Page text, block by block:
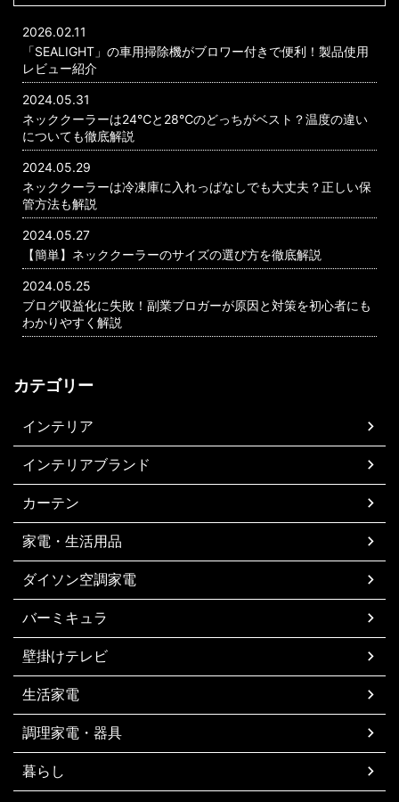
2026.02.11
「SEALIGHT」の車用掃除機がブロワー付きで便利！製品使用
レビュー紹介
2024.05.31
ネッククーラーは24℃と28℃のどっちがベスト？温度の違い
についても徹底解説
2024.05.29
ネッククーラーは冷凍庫に入れっぱなしでも大丈夫？正しい保
管方法も解説
2024.05.27
【簡単】ネッククーラーのサイズの選び方を徹底解説
2024.05.25
ブログ収益化に失敗！副業ブロガーが原因と対策を初心者にも
わかりやすく解説
カテゴリー
インテリア
インテリアブランド
カーテン
家電・生活用品
ダイソン空調家電
バーミキュラ
壁掛けテレビ
生活家電
調理家電・器具
暮らし